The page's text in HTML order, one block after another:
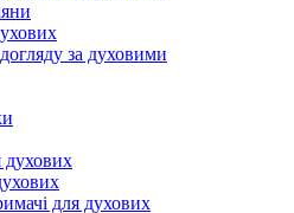
за духовими
духових
для духових